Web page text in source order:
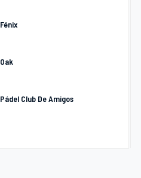
Fénix
Oak
Pádel Club De Amigos